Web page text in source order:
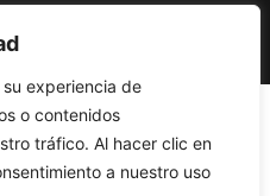
experiencia de
o contenidos
tráfico. Al hacer clic en
a nuestro uso